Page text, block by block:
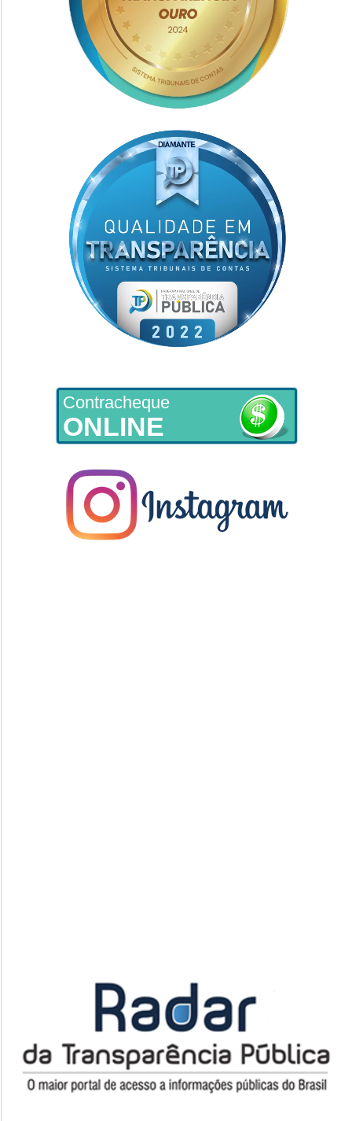
Contracheque
ONLINE